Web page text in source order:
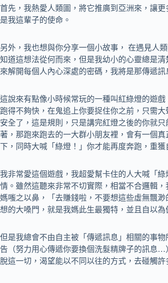
首先，我熱愛人類圖，將它推廣到亞洲來，讓
是我這輩子的使命。
另外，我也想與你分享一個小故事， 在遇見人
知道這想法從何而來，但是我幼小的心靈總是
來解開每個人內心深處的密碼，我將是那傳遞
這說來有點像小時候常玩的一種叫紅綠燈的遊
跑得不夠快，在鬼追上你要捉住你之前，只需
安全了，這是規則，只是講完紅燈之後的你就
著，那跑來跑去的一大群小朋友裡，會有一個
下，同時大喊「綠燈！」你才能再度奔跑，重獲
我非常愛這個遊戲，我超愛幫卡住的人大喊「
情。雖然這聽來非常不切實際，相當不合邏輯
媽嗤之以鼻，「去賺錢啦，不要想這些虛無飄
想的大嗓門，就是我媽此生最獨特，並且自以為
但是我總會不由自主被「傳遞訊息」相關的事
告（努力用心傳遞你要換個洗髮精牌子的訊息
脫這一切，渴望能以不同以往的方式，去碰觸許